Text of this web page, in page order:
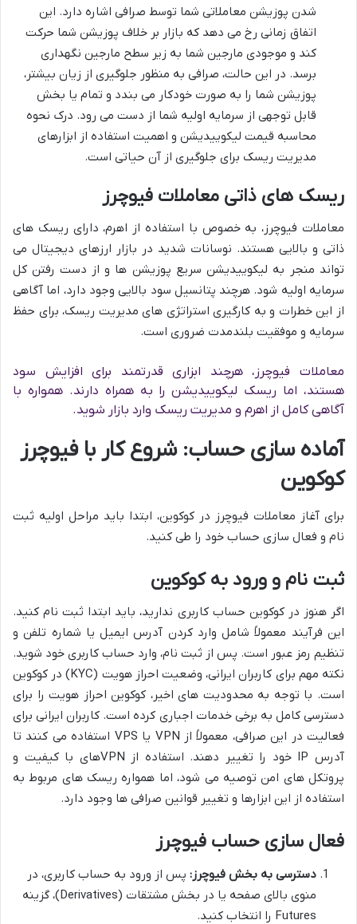
شدن پوزیشن معاملاتی شما توسط صرافی اشاره دارد. این
اتفاق زمانی رخ می دهد که بازار بر خلاف پوزیشن شما حرکت
کند و موجودی مارجین شما به زیر سطح مارجین نگهداری
برسد. در این حالت، صرافی به منظور جلوگیری از زیان بیشتر،
پوزیشن شما را به صورت خودکار می بندد و تمام یا بخش
قابل توجهی از سرمایه اولیه شما از دست می رود. درک نحوه
محاسبه قیمت لیکوییدیشن و اهمیت استفاده از ابزارهای
مدیریت ریسک برای جلوگیری از آن حیاتی است.
ریسک های ذاتی معاملات فیوچرز
معاملات فیوچرز، به خصوص با استفاده از اهرم، دارای ریسک های
ذاتی و بالایی هستند. نوسانات شدید در بازار ارزهای دیجیتال می
تواند منجر به لیکوییدیشن سریع پوزیشن ها و از دست رفتن کل
سرمایه اولیه شود. هرچند پتانسیل سود بالایی وجود دارد، اما آگاهی
از این خطرات و به کارگیری استراتژی های مدیریت ریسک، برای حفظ
سرمایه و موفقیت بلندمدت ضروری است.
معاملات فیوچرز، هرچند ابزاری قدرتمند برای افزایش سود
هستند، اما ریسک لیکوییدیشن را به همراه دارند. همواره با
آگاهی کامل از اهرم و مدیریت ریسک وارد بازار شوید.
آماده سازی حساب: شروع کار با فیوچرز
کوکوین
برای آغاز معاملات فیوچرز در کوکوین، ابتدا باید مراحل اولیه ثبت
نام و فعال سازی حساب خود را طی کنید.
ثبت نام و ورود به کوکوین
اگر هنوز در کوکوین حساب کاربری ندارید، باید ابتدا ثبت نام کنید.
این فرآیند معمولاً شامل وارد کردن آدرس ایمیل یا شماره تلفن و
تنظیم رمز عبور است. پس از ثبت نام، وارد حساب کاربری خود شوید.
نکته مهم برای کاربران ایرانی، وضعیت احراز هویت (KYC) در کوکوین
است. با توجه به محدودیت های اخیر، کوکوین احراز هویت را برای
دسترسی کامل به برخی خدمات اجباری کرده است. کاربران ایرانی برای
فعالیت در این صرافی، معمولاً از VPN یا VPS استفاده می کنند تا
آدرس IP خود را تغییر دهند. استفاده از VPNهای با کیفیت و
پروتکل های امن توصیه می شود، اما همواره ریسک های مربوط به
استفاده از این ابزارها و تغییر قوانین صرافی ها وجود دارد.
فعال سازی حساب فیوچرز
دسترسی به بخش فیوچرز: پس از ورود به حساب کاربری، در
منوی بالای صفحه یا در بخش مشتقات (Derivatives)، گزینه
Futures را انتخاب کنید.